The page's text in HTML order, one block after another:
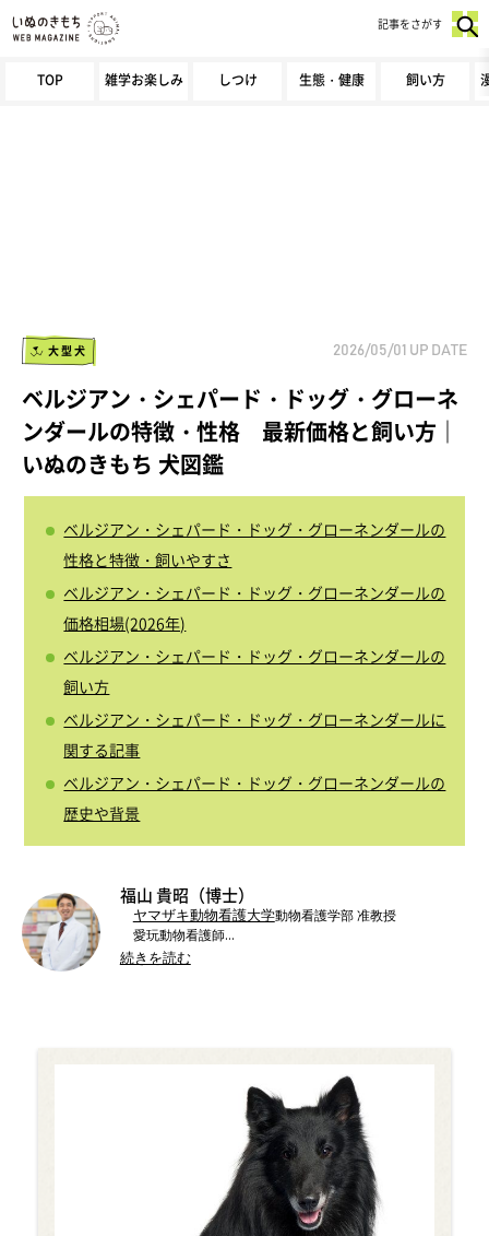
TOP 雑学お楽しみ しつけ 生態・健康 飼い方
記事をさがす
大型犬 2026/05/01 UP DATE
ベルジアン・シェパード・ドッグ・グローネ
ンダールの特徴・性格 最新価格と飼い方｜
いぬのきもち 犬図鑑
ベルジアン・シェパード・ドッグ・グローネンダールの
性格と特徴・飼いやすさ
ベルジアン・シェパード・ドッグ・グローネンダールの
価格相場(2026年)
ベルジアン・シェパード・ドッグ・グローネンダールの
飼い方
ベルジアン・シェパード・ドッグ・グローネンダールに
関する記事
ベルジアン・シェパード・ドッグ・グローネンダールの
歴史や背景
福山 貴昭（博士）
ヤマザキ動物看護大学動物看護学部 准教授
愛玩動物看護師
ドッググルーミングスペシャリスト
続きを読む